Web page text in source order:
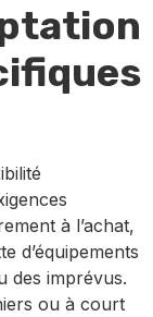
à l’achat,
d’équipements
des imprévus.
ou à court